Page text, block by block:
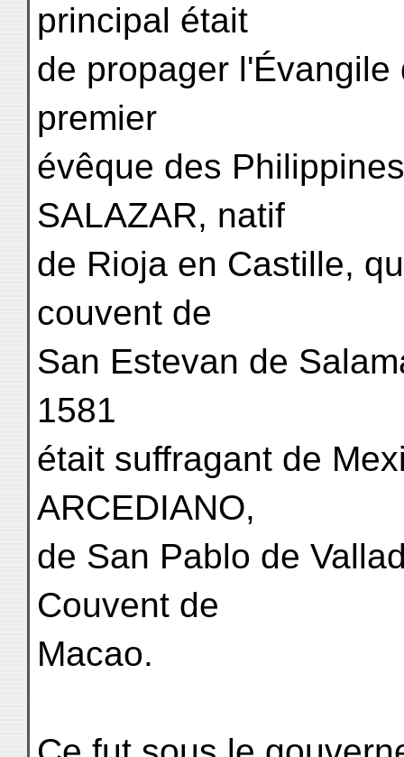
principal était
de propager
premier
évêque des
SALAZAR, natif
de Rioja en Castille,
couvent de
San Estevan de
1581
était suffragant de
ARCEDIANO,
de San Pablo de
Couvent de
Macao.